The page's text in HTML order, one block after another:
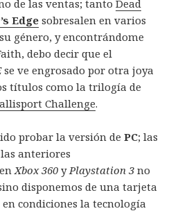
de las ventas; tantoDead
Edgesobresalen en varios
género, y encontrándome
debo decir que el
se ve engrosado por otra joya
títulos como la trilogía de
Challenge.
probar la versión dePC; las
anteriores
Xbox 360y Playstation 3 no
disponemos de una tarjeta
condiciones la tecnología